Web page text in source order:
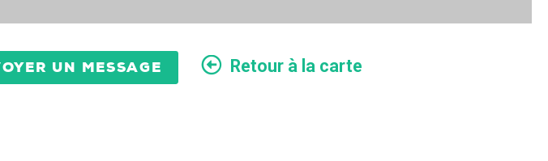
UN MESSAGE Retour à la carte